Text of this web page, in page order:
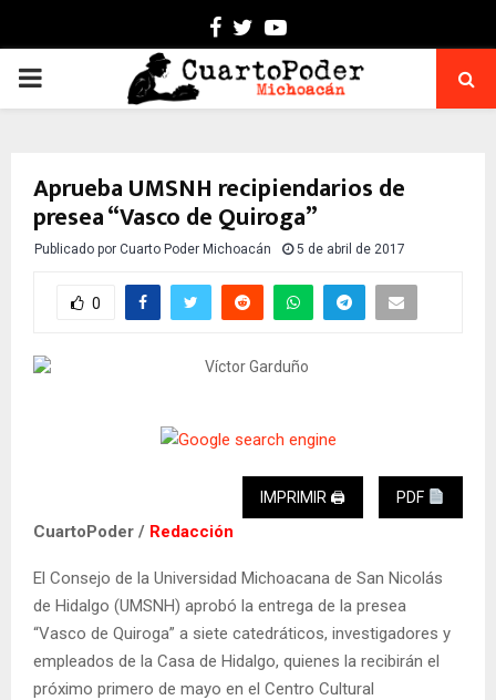
Facebook
TwitterYoutube
PRIMARY
Aprueba UMSNH recipiendarios de
presea “Vasco de Quiroga”
Publicado por Cuarto Poder Michoacán 5 de abril de 2017
0
IMPRIMIR 🖨 PDF
CuartoPoder / Redacción
El Consejo de la Universidad Michoacana de San Nicolás
de Hidalgo (UMSNH) aprobó la entrega de la presea
“Vasco de Quiroga” a siete catedráticos, investigadores y
empleados de la Casa de Hidalgo, quienes la recibirán el
próximo primero de mayo en el Centro Cultural